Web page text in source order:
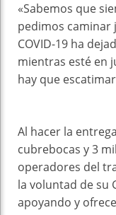
«Sabemos que
pedimos caminar
COVID-19 ha
mientras esté en
hay que
Al hacer la
cubrebocas y 3
operadores del
la voluntad de su
apoyando y